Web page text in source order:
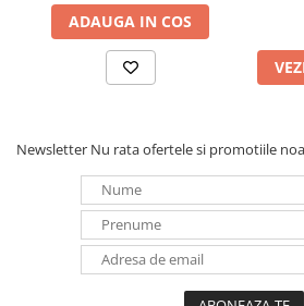
ADAUGA IN COS
Newsletter Nu rata ofertele si promotiile